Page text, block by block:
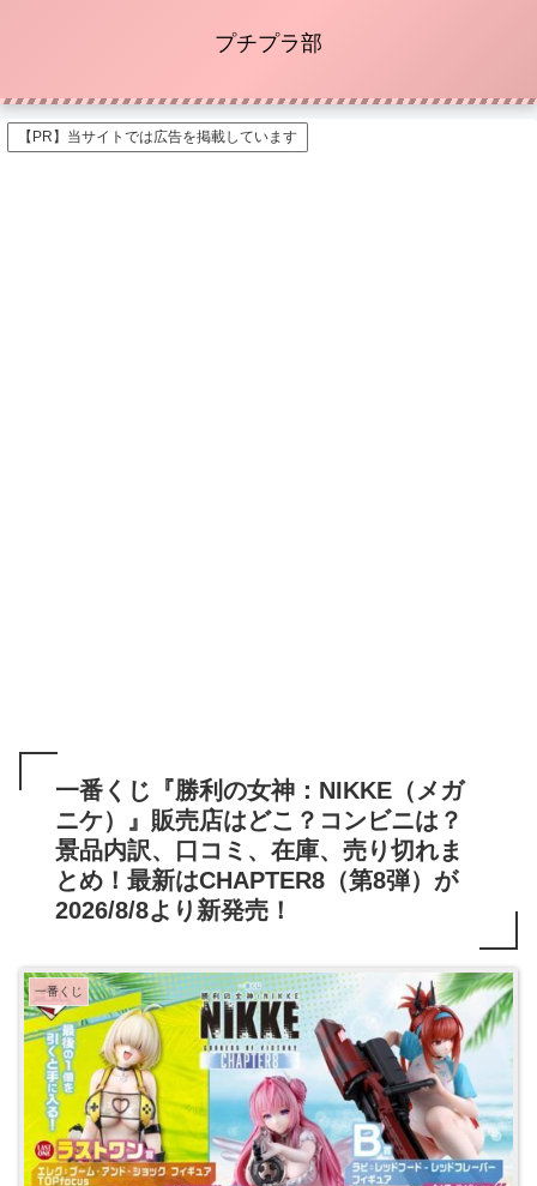
プチプラ部
【PR】当サイトでは広告を掲載しています
一番くじ『勝利の女神：NIKKE（メガ
ニケ）』販売店はどこ？コンビニは？
景品内訳、口コミ、在庫、売り切れま
とめ！最新はCHAPTER8（第8弾）が
2026/8/8より新発売！
一番くじ